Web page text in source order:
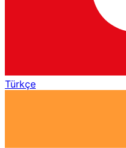
Türkçe